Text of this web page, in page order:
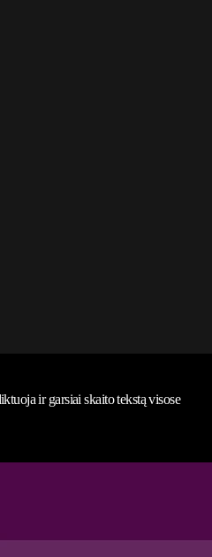
ir garsiai skaito tekstą visose